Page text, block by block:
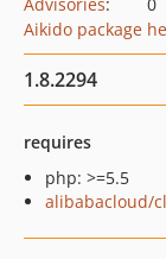
Aikido package
1.8.2294
requires
php: >=5.5
alibabacloud/